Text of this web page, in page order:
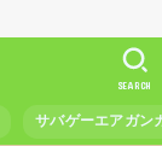
サバゲーエアガン
SEARCH